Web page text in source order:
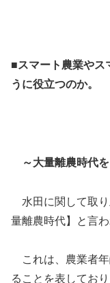
■スマート農業やス
うに役立つのか。
～大量離農時代を
水田に関して取り
量離農時代】と言わ
これは、農業者年
ることを表しており